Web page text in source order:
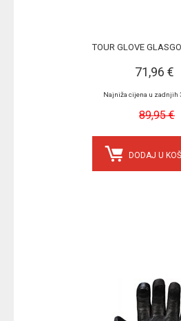
TOUR GLOVE
71,96 €
Najniža cijena u zadnjih
89,95 €
DODAJ U